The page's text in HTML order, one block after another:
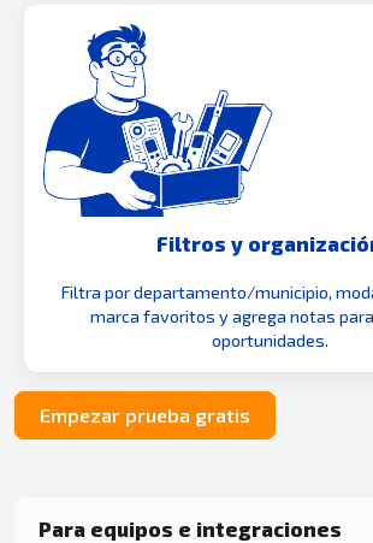
Filtros y
Filtra por departamento/municipio,
marca favoritos y agrega notas
oportunidades.
Empezar prueba gratis
Para equipos e integraciones